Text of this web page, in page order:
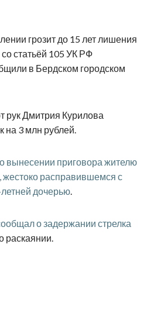
грозит до 15 лет лишения
статьёй 105 УК РФ
в Бердском городском
рук Дмитрия Курилова
на 3 млн рублей.
вынесении приговора жителю
жестоко расправившемся с
дочерью.
о задержании стрелка
раскаянии.